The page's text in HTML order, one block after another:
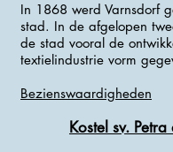
In 1868 werd Varnsdorf
stad. In de afgelopen
de stad vooral de
textielindustrie vorm
Bezienswaardigheden
Kostel sv.